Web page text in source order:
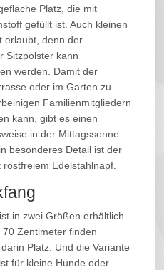
Platz, die mit
gefüllt ist. Auch kleinen
erlaubt, denn der
Sitzpolster kann
werden. Damit der
oder im Garten zu
Familienmitgliedern
kann, gibt es einen
in der Mittagssonne
besonderes Detail ist der
Edelstahlnapf.
in zwei Größen erhältlich.
Zentimeter finden
Platz. Und die Variante
für kleine Hunde oder